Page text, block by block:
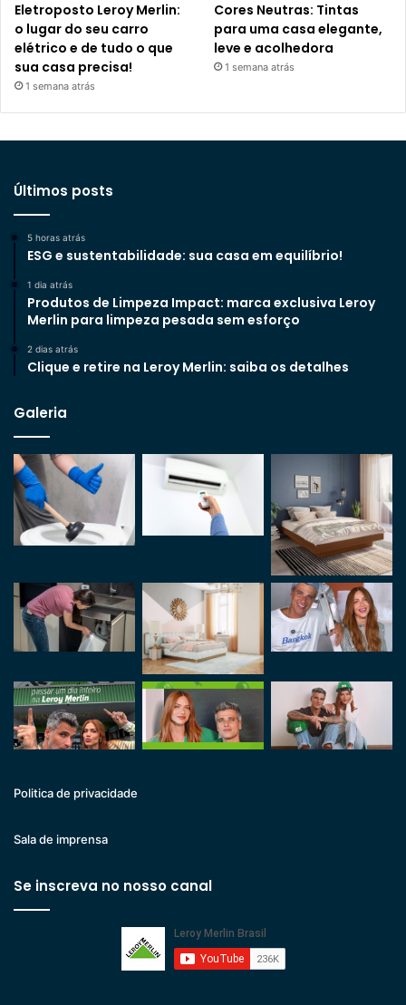
Eletroposto Leroy Merlin:
o lugar do seu carro
elétrico e de tudo o que
sua casa precisa!
1 semana atrás
Cores Neutras: Tintas
para uma casa elegante,
leve e acolhedora
1 semana atrás
Últimos posts
5 horas atrás
ESG e sustentabilidade: sua casa em equilíbrio!
1 dia atrás
Produtos de Limpeza Impact: marca exclusiva Leroy
Merlin para limpeza pesada sem esforço
2 dias atrás
Clique e retire na Leroy Merlin: saiba os detalhes
Galeria
Politica de privacidade
Sala de imprensa
Se inscreva no nosso canal